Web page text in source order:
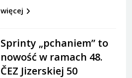
więcej
Sprinty „pchaniem” to
nowość w ramach 48.
ČEZ Jizerskiej 50